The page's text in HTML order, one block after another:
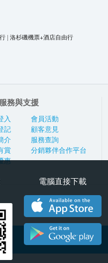
| 洛杉磯機票+酒店自由行
務與支援
入
記
介
賞
惠
會員活動
顧客意見
服務查詢
分銷夥伴合作平台
電腦直接下載